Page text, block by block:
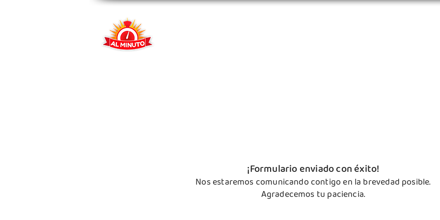
¡Formulario enviado con éxito!
Nos estaremos comunicando contigo en la brevedad posible.
Agradecemos tu paciencia.